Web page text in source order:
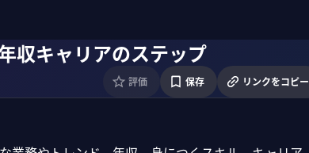
収キャリアのステップ
評価 保存 リンクをコピー